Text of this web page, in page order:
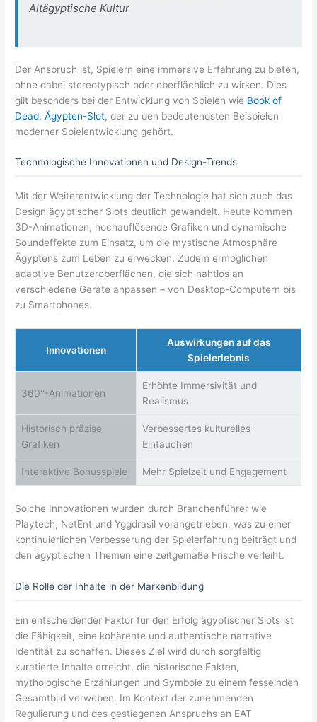
Altägyptische Kultur
Der Anspruch ist, Spielern eine immersive Erfahrung zu bieten,
ohne dabei stereotypisch oder oberflächlich zu wirken. Dies
gilt besonders bei der Entwicklung von Spielen wie Book of
Dead: Ägypten-Slot, der zu den bedeutendsten Beispielen
moderner Spielentwicklung gehört.
Technologische Innovationen und Design-Trends
Mit der Weiterentwicklung der Technologie hat sich auch das
Design ägyptischer Slots deutlich gewandelt. Heute kommen
3D-Animationen, hochauflösende Grafiken und dynamische
Soundeffekte zum Einsatz, um die mystische Atmosphäre
Ägyptens zum Leben zu erwecken. Zudem ermöglichen
adaptive Benutzeroberflächen, die sich nahtlos an
verschiedene Geräte anpassen – von Desktop-Computern bis
zu Smartphones.
Innovationen
Auswirkungen auf das
Spielerlebnis
360°-Animationen
Erhöhte Immersivität und
Realismus
Historisch präzise
Grafiken
Verbessertes kulturelles
Eintauchen
Interaktive Bonusspiele Mehr Spielzeit und Engagement
Solche Innovationen wurden durch Branchenführer wie
Playtech, NetEnt und Yggdrasil vorangetrieben, was zu einer
kontinuierlichen Verbesserung der Spielerfahrung beiträgt und
den ägyptischen Themen eine zeitgemäße Frische verleiht.
Die Rolle der Inhalte in der Markenbildung
Ein entscheidender Faktor für den Erfolg ägyptischer Slots ist
die Fähigkeit, eine kohärente und authentische narrative
Identität zu schaffen. Dieses Ziel wird durch sorgfältig
kuratierte Inhalte erreicht, die historische Fakten,
mythologische Erzählungen und Symbole zu einem fesselnden
Gesamtbild verweben. Im Kontext der zunehmenden
Regulierung und des gestiegenen Anspruchs an EAT